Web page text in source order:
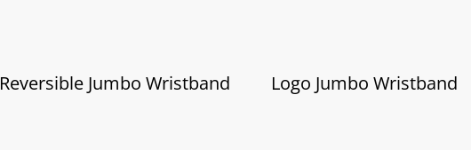
%
Reversible Jumbo Wristband %
Logo Jumbo Wristband